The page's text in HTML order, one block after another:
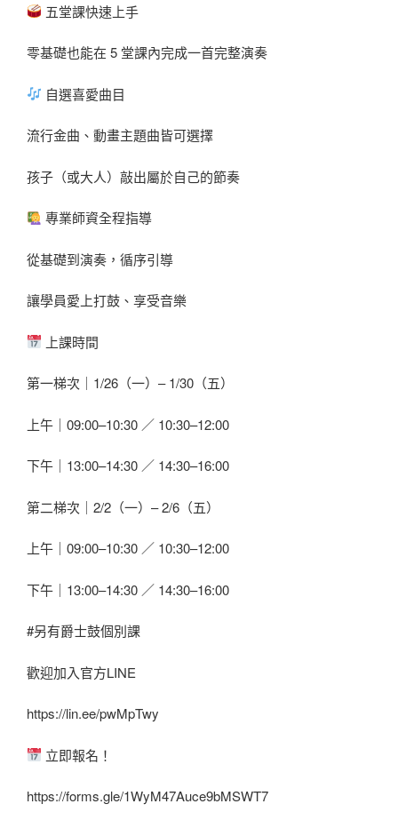
五堂課快速上手
零基礎也能在 5 堂課內完成一首完整演奏
自選喜愛曲目
流行金曲、動畫主題曲皆可選擇
孩子（或大人）敲出屬於自己的節奏
專業師資全程指導
從基礎到演奏，循序引導
讓學員愛上打鼓、享受音樂
上課時間
第一梯次｜1/26（一）– 1/30（五）
上午｜09:00–10:30 ／ 10:30–12:00
下午｜13:00–14:30 ／ 14:30–16:00
第二梯次｜2/2（一）– 2/6（五）
上午｜09:00–10:30 ／ 10:30–12:00
下午｜13:00–14:30 ／ 14:30–16:00
#另有爵士鼓個別課
歡迎加入官方LINE
https://lin.ee/pwMpTwy
立即報名！
https://forms.gle/1WyM47Auce9bMSWT7